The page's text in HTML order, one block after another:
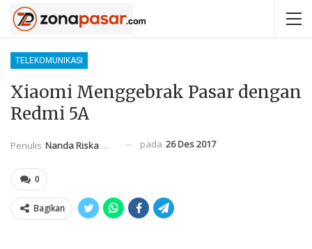
TELEKOMUNIKASI
Xiaomi Menggebrak Pasar dengan
Redmi 5A
Penulis Nanda Riska Mahendra pada 26 Des 2017
0
Bagikan